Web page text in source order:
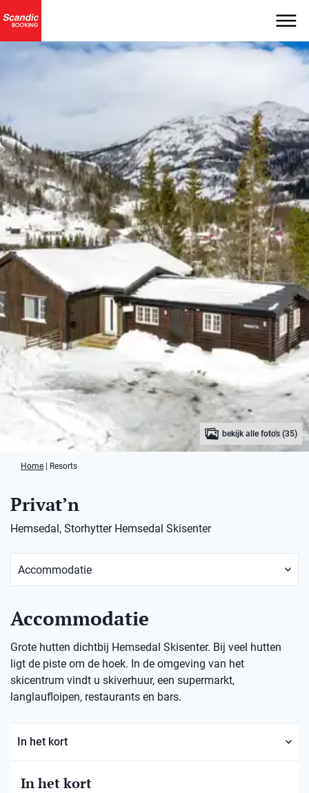
bekijk alle foto's (35)
Home Resorts
Privat’n
Hemsedal, Storhytter Hemsedal Skisenter
Accommodatie
Grote hutten dichtbij Hemsedal Skisenter. Bij veel hutten
ligt de piste om de hoek. In de omgeving van het
skicentrum vindt u skiverhuur, een supermarkt,
langlaufloipen, restaurants en bars.
In het kort
In het kort